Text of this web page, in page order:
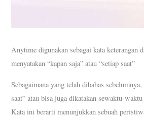
Anytime digunakan sebagai kata keterangan
menyatakan “kapan saja” atau “setiap saat”
Sebagaimana yang telah dibahas
saat” atau bisa juga dikatakan sewaktu-
Kata ini berarti menunjukkan sebuah